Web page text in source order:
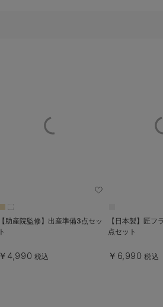
【助産院監修】出産準備3点セッ
ト
￥4,990 税込
【日本製】匠フ
点セット
￥6,990 税込